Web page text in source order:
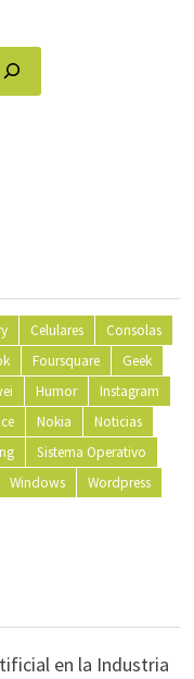
Celulares
Consolas
Foursquare
Geek
Humor
Instagram
Nokia
Noticias
Sistema Operativo
Windows
Wordpress
en la Industria